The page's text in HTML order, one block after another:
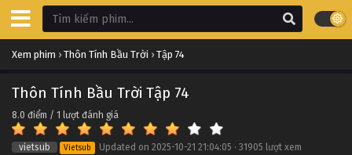
Xem phim › Thôn Tính Bầu Trời › Tập 74
Thôn Tính Bầu Trời Tập 74
8.0 điểm / 1 lượt đánh giá
vietsub Vietsub Updated on 2025-10-21 21:04:05 · 31905 lượt xem
Thôn Tính Bầu Trời Tập 84
Tập 84
Thôn Tính Bầu Trời Tập 83
Tập 83